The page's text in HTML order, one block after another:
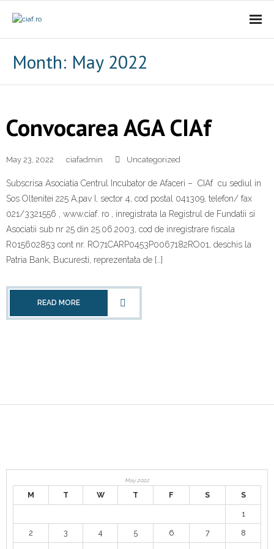
- Misiune
- Cariere
- Comunicat
Firme incubate
SAL
Month: May 2022
Convocarea AGA CIAf
May 23, 2022 ciafadmin Uncategorized
Subscrisa Asociatia Centrul Incubator de Afaceri – CIAf cu sediul in
Sos Oltenitei 225 A,pav I, sector 4, cod postal 041309, telefon/ fax
021/3321556 , www.ciaf. ro , inregistrata la Registrul de Fundatii si
Asociatii sub nr 25 din 25.06.2003, cod de inregistrare fiscala
R015602853 cont nr. RO71CARP0453P0067182RO01, deschis la
Patria Bank, Bucuresti, reprezentata de […]
READ MORE
May 2022
M T W T F S S
1
2 3 4 5 6 7 8